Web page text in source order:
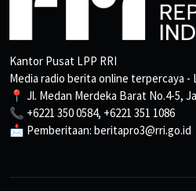
Kantor Pusat LPP RRI
Media radio berita online terpercaya -
📍 Jl. Medan Merdeka Barat No.4-5,
📞 +6221 350 0584, +6221 351 1086
📩 Pemberitaan: beritapro3@rri.go.id